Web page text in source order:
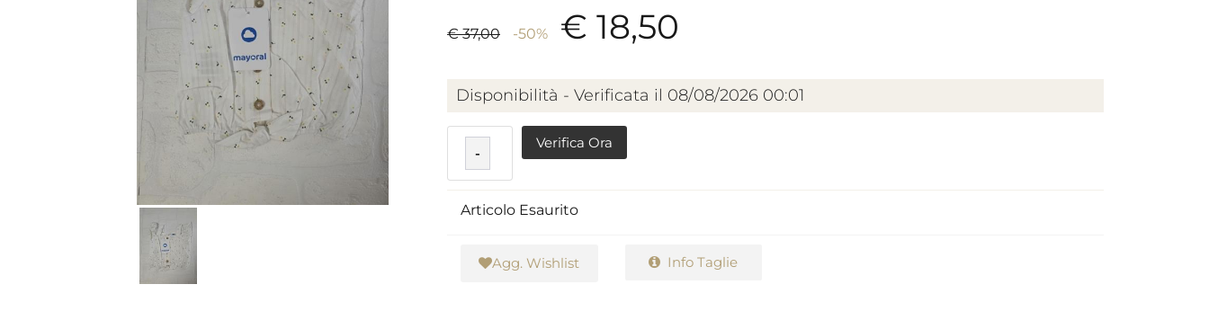
€ 37,00 -50% € 18,50
Disponibilità - Verificata il 08/08/2026 00:01
Verifica Ora
-
Articolo Esaurito
Agg. Wishlist Info Taglie